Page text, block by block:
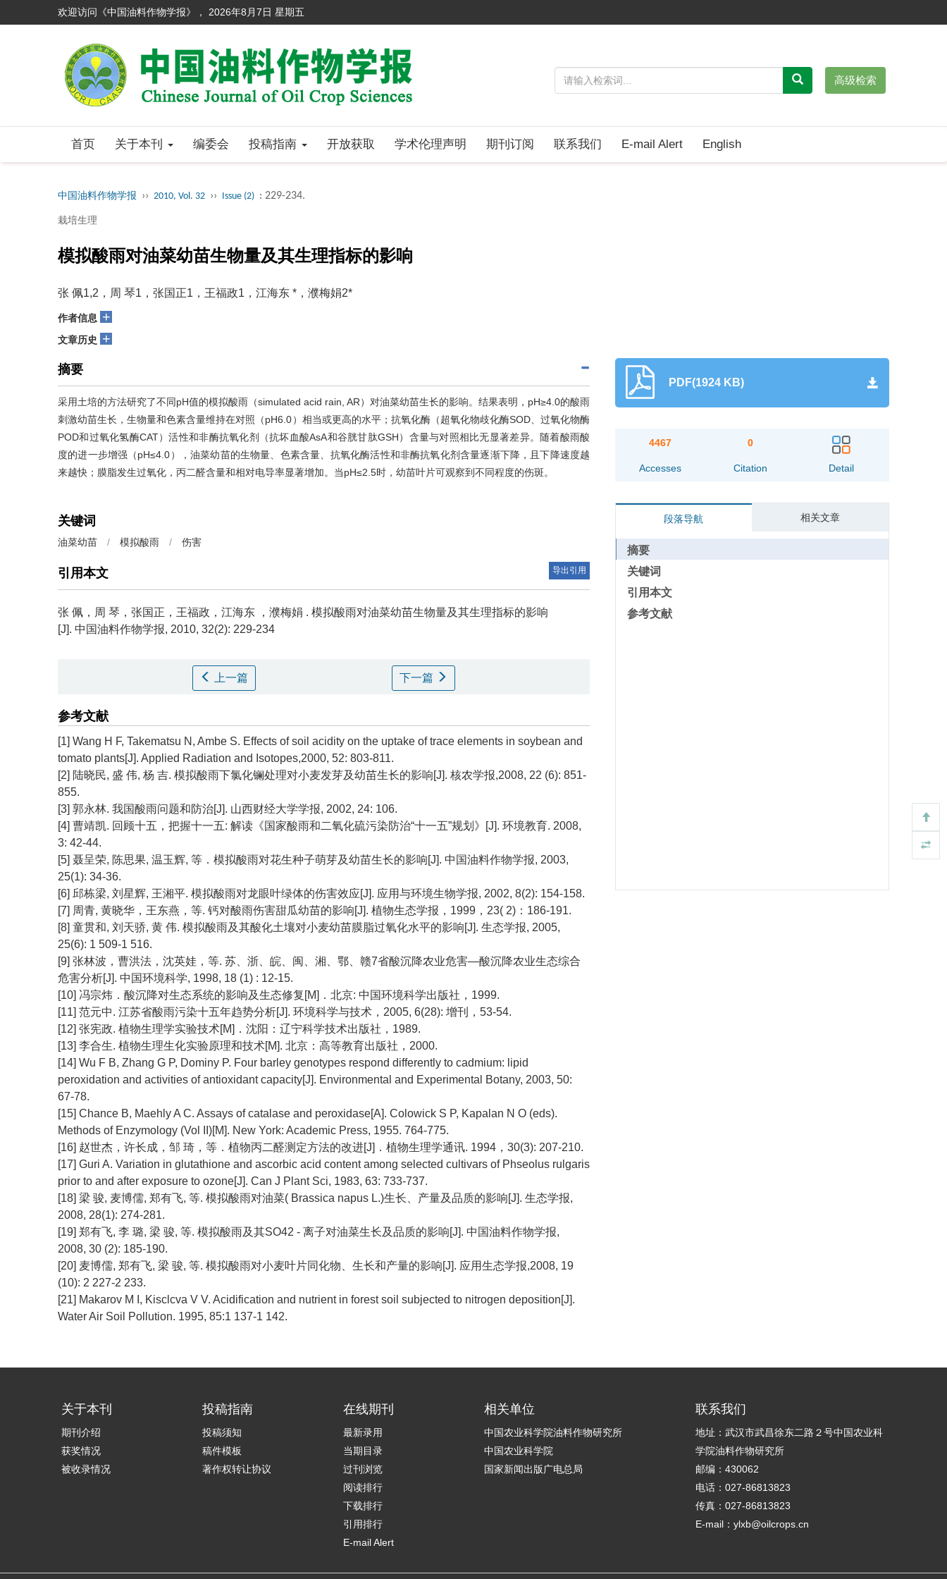
欢迎访问《中国油料作物学报》， 2026年8月7日 星期五
高级检索
首页 关于本刊 编委会 投稿指南 开放获取 学术伦理声明 期刊订阅 联系我们 E-mail Alert English
中国油料作物学报 ›› 2010, Vol. 32 ›› Issue (2) : 229-234.
栽培生理
模拟酸雨对油菜幼苗生物量及其生理指标的影响
张 佩1,2，周 琴1，张国正1，王福政1，江海东 *，濮梅娟2*
作者信息 +
文章历史 +
摘要
采用土培的方法研究了不同pH值的模拟酸雨（simulated acid rain, AR）对油菜幼苗生长的影响。结果表明，pH≥4.0的酸雨
刺激幼苗生长，生物量和色素含量维持在对照（pH6.0）相当或更高的水平；抗氧化酶（超氧化物歧化酶SOD、过氧化物酶
POD和过氧化氢酶CAT）活性和非酶抗氧化剂（抗坏血酸AsA和谷胱甘肽GSH）含量与对照相比无显著差异。随着酸雨酸
度的进一步增强（pH≤4.0），油菜幼苗的生物量、色素含量、抗氧化酶活性和非酶抗氧化剂含量逐渐下降，且下降速度越
来越快；膜脂发生过氧化，丙二醛含量和相对电导率显著增加。当pH≤2.5时，幼苗叶片可观察到不同程度的伤斑。
关键词
油菜幼苗 / 模拟酸雨 / 伤害
引用本文 导出引用
张 佩，周 琴，张国正，王福政，江海东 ，濮梅娟 . 模拟酸雨对油菜幼苗生物量及其生理指标的影响
[J]. 中国油料作物学报, 2010, 32(2): 229-234
上一篇 下一篇
参考文献
[1] Wang H F, Takematsu N, Ambe S. Effects of soil acidity on the uptake of trace elements in soybean and
tomato plants[J]. Applied Radiation and Isotopes,2000, 52: 803-811.
[2] 陆晓民, 盛 伟, 杨 吉. 模拟酸雨下氯化镧处理对小麦发芽及幼苗生长的影响[J]. 核农学报,2008, 22 (6): 851-
855.
[3] 郭永林. 我国酸雨问题和防治[J]. 山西财经大学学报, 2002, 24: 106.
[4] 曹靖凯. 回顾十五，把握十一五: 解读《国家酸雨和二氧化硫污染防治“十一五”规划》[J]. 环境教育. 2008,
3: 42-44.
[5] 聂呈荣, 陈思果, 温玉辉, 等．模拟酸雨对花生种子萌芽及幼苗生长的影响[J]. 中国油料作物学报, 2003,
25(1): 34-36.
[6] 邱栋梁, 刘星辉, 王湘平. 模拟酸雨对龙眼叶绿体的伤害效应[J]. 应用与环境生物学报, 2002, 8(2): 154-158.
[7] 周青, 黄晓华，王东燕，等. 钙对酸雨伤害甜瓜幼苗的影响[J]. 植物生态学报，1999，23( 2)：186-191.
[8] 童贯和, 刘天骄, 黄 伟. 模拟酸雨及其酸化土壤对小麦幼苗膜脂过氧化水平的影响[J]. 生态学报, 2005,
25(6): 1 509-1 516.
[9] 张林波，曹洪法，沈英娃，等. 苏、浙、皖、闽、湘、鄂、赣7省酸沉降农业危害—酸沉降农业生态综合
危害分析[J]. 中国环境科学, 1998, 18 (1) : 12-15.
[10] 冯宗炜．酸沉降对生态系统的影响及生态修复[M]．北京: 中国环境科学出版社，1999.
[11] 范元中. 江苏省酸雨污染十五年趋势分析[J]. 环境科学与技术，2005, 6(28): 增刊，53-54.
[12] 张宪政. 植物生理学实验技术[M]．沈阳：辽宁科学技术出版社，1989.
[13] 李合生. 植物生理生化实验原理和技术[M]. 北京：高等教育出版社，2000.
[14] Wu F B, Zhang G P, Dominy P. Four barley genotypes respond differently to cadmium: lipid
peroxidation and activities of antioxidant capacity[J]. Environmental and Experimental Botany, 2003, 50:
67-78.
[15] Chance B, Maehly A C. Assays of catalase and peroxidase[A]. Colowick S P, Kapalan N O (eds).
Methods of Enzymology (Vol II)[M]. New York: Academic Press, 1955. 764-775.
[16] 赵世杰，许长成，邹 琦，等．植物丙二醛测定方法的改进[J]．植物生理学通讯. 1994，30(3): 207-210.
[17] Guri A. Variation in glutathione and ascorbic acid content among selected cultivars of Phseolus rulgaris
prior to and after exposure to ozone[J]. Can J Plant Sci, 1983, 63: 733-737.
[18] 梁 骏, 麦博儒, 郑有飞, 等. 模拟酸雨对油菜( Brassica napus L.)生长、产量及品质的影响[J]. 生态学报,
2008, 28(1): 274-281.
[19] 郑有飞, 李 璐, 梁 骏, 等. 模拟酸雨及其SO42 - 离子对油菜生长及品质的影响[J]. 中国油料作物学报,
2008, 30 (2): 185-190.
[20] 麦博儒, 郑有飞, 梁 骏, 等. 模拟酸雨对小麦叶片同化物、生长和产量的影响[J]. 应用生态学报,2008, 19
(10): 2 227-2 233.
[21] Makarov M I, Kisclcva V V. Acidification and nutrient in forest soil subjected to nitrogen deposition[J].
Water Air Soil Pollution. 1995, 85:1 137-1 142.
PDF(1924 KB)
4467
Accesses
0
Citation Detail
段落导航 相关文章
摘要
关键词
引用本文
参考文献
关于本刊
期刊介绍
获奖情况
被收录情况
投稿指南
投稿须知
稿件模板
著作权转让协议
在线期刊
最新录用
当期目录
过刊浏览
阅读排行
下载排行
引用排行
E-mail Alert
相关单位
中国农业科学院油料作物研究所
中国农业科学院
国家新闻出版广电总局
联系我们
地址：武汉市武昌徐东二路２号中国农业科
学院油料作物研究所
邮编：430062
电话：027-86813823
传真：027-86813823
E-mail：ylxb@oilcrops.cn